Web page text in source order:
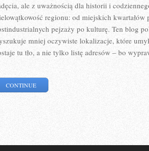
ale z uważnością dla historii i
regionu: od miejskich kwartałów
pejzaży po kulturę. Ten blog
mniej oczywiste lokalizacje, które
tu tło, a nie tylko listę adresów – bo
CONTINUE